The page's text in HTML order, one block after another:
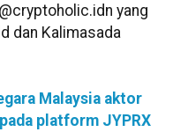
yang
dan Kalimasada
Malaysia aktor
platform JYPRX